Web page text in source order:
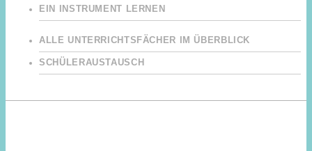
EIN INSTRUMENT LERNEN
ALLE UNTERRICHTSFÄCHER IM ÜBERBLICK
SCHÜLERAUSTAUSCH